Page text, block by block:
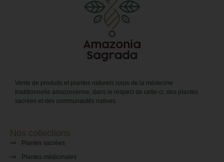
Vente de produits et plantes naturels issus de la médecine
traditionnelle amazonienne, dans le respect de celle-ci, des plantes
sacrées et des communautés natives.
Nos collections
Plantes sacrées
Plantes médicinales